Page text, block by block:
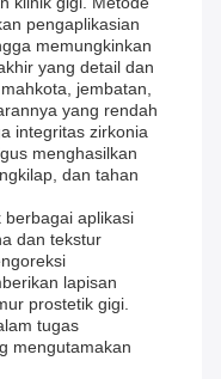
pengaplikasian
memungkinkan
yang detail dan
jembatan,
yang rendah
integritas zirkonia
menghasilkan
dan tahan
berbagai aplikasi
dan tekstur
lapisan
prostetik gigi.
tugas
mengutamakan